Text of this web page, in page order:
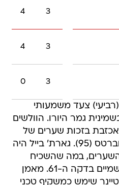
3
4
3
4
3
0
צעד משמעותי
גמר היורו. הוולשים
המאכזבת בזכות שערים של
ארון ראמזי (42) וקונור רוברטס (95). גארת' בייל היה
במה שהשכיח
מעט את הפנדל שבעט לשמיים בדקה ה-61. מאמן
שימש כמשקיף טכני